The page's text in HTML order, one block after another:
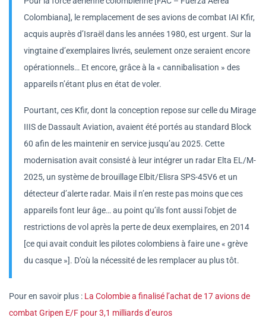
Colombiana], le remplacement de ses avions de combat IAI Kfir,
acquis auprès d’Israël dans les années 1980, est urgent. Sur la
vingtaine d’exemplaires livrés, seulement onze seraient encore
opérationnels… Et encore, grâce à la « cannibalisation » des
appareils n’étant plus en état de voler.
Pourtant, ces Kfir, dont la conception repose sur celle du Mirage
IIIS de Dassault Aviation, avaient été portés au standard Block
60 afin de les maintenir en service jusqu’au 2025. Cette
modernisation avait consisté à leur intégrer un radar Elta EL/M-
2025, un système de brouillage Elbit/Elisra SPS-45V6 et un
détecteur d’alerte radar. Mais il n’en reste pas moins que ces
appareils font leur âge… au point qu’ils font aussi l’objet de
restrictions de vol après la perte de deux exemplaires, en 2014
[ce qui avait conduit les pilotes colombiens à faire une « grève
du casque »]. D’où la nécessité de les remplacer au plus tôt.
Pour en savoir plus : La Colombie a finalisé l’achat de 17 avions de
combat Gripen E/F pour 3,1 milliards d’euros